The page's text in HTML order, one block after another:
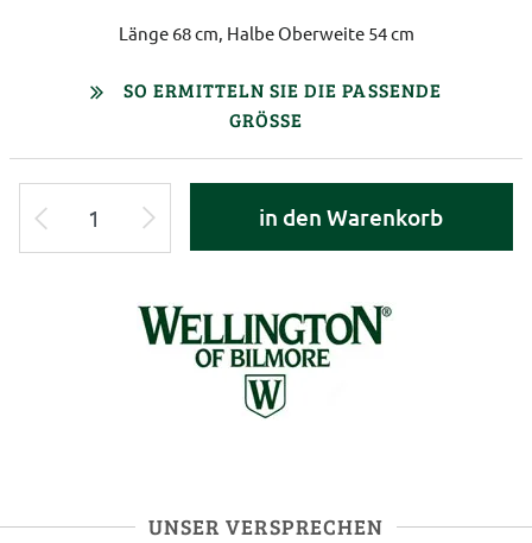
Länge 68 cm, Halbe Oberweite 54 cm
SO ERMITTELN SIE DIE PASSENDE
GRÖSSE
in den Warenkorb
UNSER VERSPRECHEN